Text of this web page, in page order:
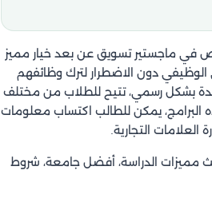
في ماجستير تسويق عن بعد خيار مميز
الوظيفي دون الاضطرار لترك وظائفهم
بشكل رسمي، تتيح للطلاب من مختلف
البرامج، يمكن للطالب اكتساب معلومات
التجارية.
الدراسة، أفضل جامعة، شروط